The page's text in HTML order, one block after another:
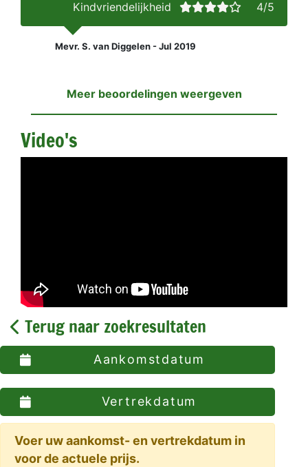
Kindvriendelijkheid 4/5
Mevr. S. van Diggelen - Jul 2019
Meer beoordelingen weergeven
Video's
Terug naar zoekresultaten
Aankomstdatum
Vertrekdatum
Voer uw aankomst- en vertrekdatum in
voor de actuele prijs.